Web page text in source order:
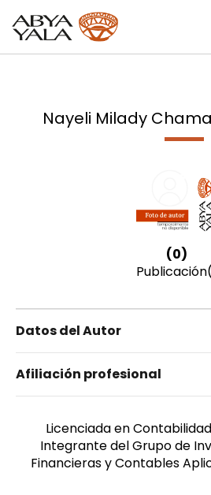
Nayeli Milady
(0)
Datos del Autor
Chamaidan Arboleda,
Femenino
Afiliación profesional
Licenciada en
Integrante del Grupo de
Financieras y Contables